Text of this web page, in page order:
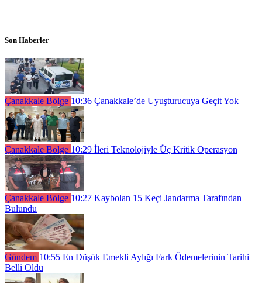
Son Haberler
Çanakkale Bölge 10:36 Çanakkale’de Uyuşturucuya Geçit Yok
Çanakkale Bölge 10:29 İleri Teknolojiyle Üç Kritik Operasyon
Çanakkale Bölge 10:27 Kaybolan 15 Keçi Jandarma Tarafından
Bulundu
Gündem 10:55 En Düşük Emekli Aylığı Fark Ödemelerinin Tarihi
Belli Oldu